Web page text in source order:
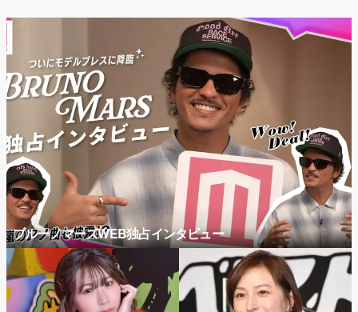
ブルーノマーズWEB独占インタビュー